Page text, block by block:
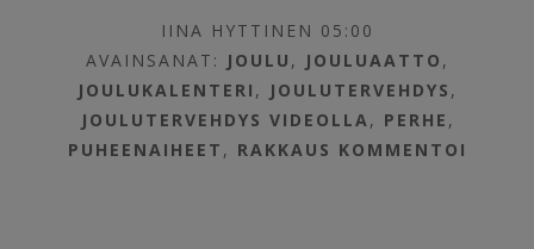
IINA HYTTINEN 05:00
AVAINSANAT: JOULU , JOULUAATTO ,
JOULUKALENTERI , JOULUTERVEHDYS ,
JOULUTERVEHDYS VIDEOLLA , PERHE ,
PUHEENAIHEET , RAKKAUS KOMMENTOI